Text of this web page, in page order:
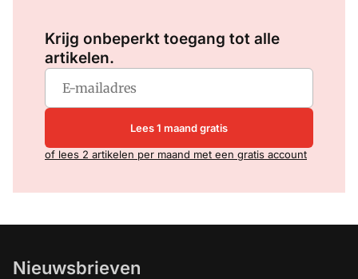
Krijg onbeperkt toegang tot alle
artikelen.
Lees 1 maand gratis
of lees 2 artikelen per maand met een gratis account
Nieuwsbrieven